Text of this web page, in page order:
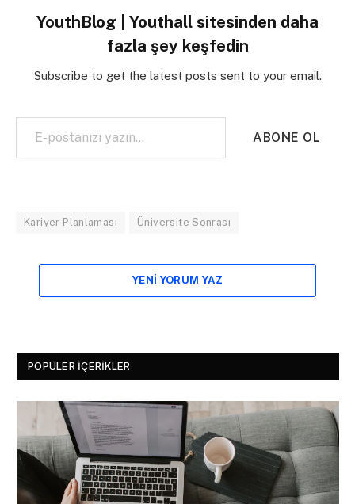
YouthBlog | Youthall sitesinden daha
fazla şey keşfedin
Subscribe to get the latest posts sent to your email.
E-postanızı yazın…
ABONE OL
Kariyer Planlaması Üniversite Sonrası
YENI YORUM YAZ
POPÜLER İÇERIKLER